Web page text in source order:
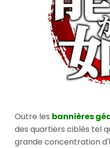
Outre les bannières
des quartiers ciblés tel
grande concentration